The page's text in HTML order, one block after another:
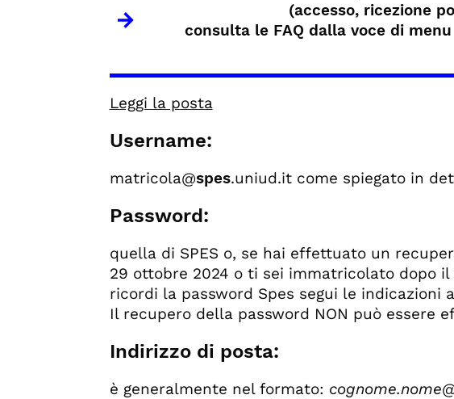
(accesso, ricezione
consulta le FAQ dalla voce di
Leggi la posta
Username:
matricola@spes.uniud.it come spiegato in
Password:
quella di SPES o, se hai effettuato un
29 ottobre 2024 o ti sei immatricolato dopo
ricordi la password Spes segui le indicazioni
Il recupero della password NON può essere
Indirizzo di posta:
è generalmente nel formato: